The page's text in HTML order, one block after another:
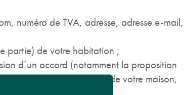
numéro de TVA, adresse, adresse e-mail,
partie) de votre habitation ;
d’un accord (notamment la proposition
(le cas échéant), la taille de votre maison,